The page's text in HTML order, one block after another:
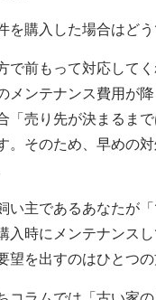
を購入した場合はどう
で前もって対応して
メンテナンス費用が
「売り先が決まるま
。そのため、早めの
い主であるあなたが
入時にメンテナンス
望を出すのはひとつの